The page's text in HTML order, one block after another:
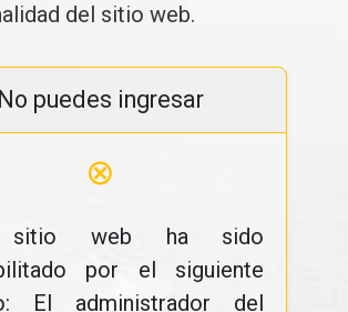
del sitio web.
No puedes ingresar
⊗
sitio web ha sido
por el siguiente
El administrador del